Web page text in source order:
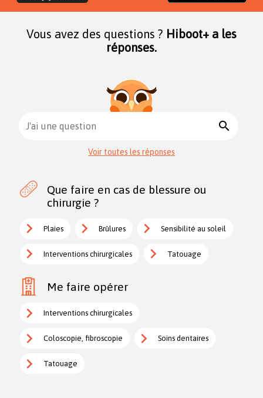
Vous avez des questions ? Hiboot+ a les
réponses.
J'ai une question search
Voir toutes les réponses
Que faire en cas de blessure ou
chirurgie ?
Plaies Brûlures Sensibilité au soleil
Interventions chirurgicales Tatouage
Me faire opérer
Interventions chirurgicales
Coloscopie, fibroscopie Soins dentaires
Tatouage